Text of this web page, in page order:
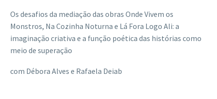
Os desafios da mediação das obras Onde Vivem os
Monstros, Na Cozinha Noturna e Lá Fora Logo Ali: a
imaginação criativa e a função poética das histórias como
meio de superação
com Débora Alves e Rafaela Deiab